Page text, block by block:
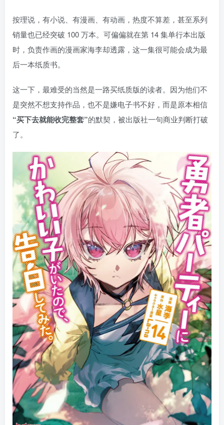
按理说，有小说、有漫画、有动画，热度不算差，甚至系列
销量也已经突破 100 万本。可偏偏就在第 14 集单行本出版
时，负责作画的漫画家海李却透露，这一集很可能会成为最
后一本纸质书。
这一下，最难受的当然是一路买纸质版的读者。因为他们不
是突然不想支持作品，也不是嫌电子书不好，而是原本相信
“买下去就能收完整套”的默契，被出版社一句商业判断打破
了。